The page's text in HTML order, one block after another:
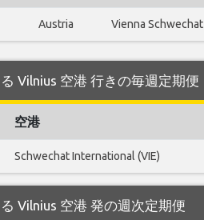
Austria Vienna Schwechat
Vilnius 空港 行きの毎週定期便
空港
Schwechat International (VIE)
Vilnius 空港 発の週次定期便